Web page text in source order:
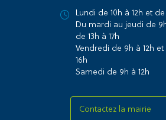
Lundi de 10h à 12h et de
Du mardi au jeudi de
de 13h à 17h
Vendredi de 9h à 12h et
16h
Samedi de 9h à 12h
Contactez la mairie